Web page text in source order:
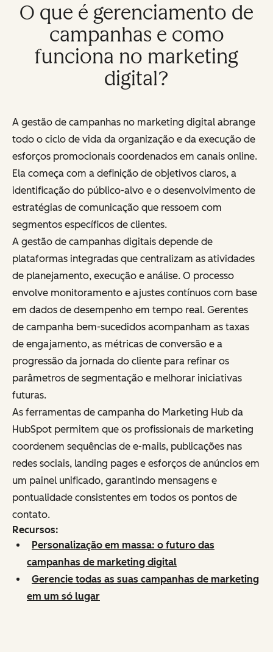
O que é gerenciamento de
campanhas e como
funciona no marketing
digital?
A gestão de campanhas no marketing digital abrange
todo o ciclo de vida da organização e da execução de
esforços promocionais coordenados em canais online.
Ela começa com a definição de objetivos claros, a
identificação do público-alvo e o desenvolvimento de
estratégias de comunicação que ressoem com
segmentos específicos de clientes.
A gestão de campanhas digitais depende de
plataformas integradas que centralizam as atividades
de planejamento, execução e análise. O processo
envolve monitoramento e ajustes contínuos com base
em dados de desempenho em tempo real. Gerentes
de campanha bem-sucedidos acompanham as taxas
de engajamento, as métricas de conversão e a
progressão da jornada do cliente para refinar os
parâmetros de segmentação e melhorar iniciativas
futuras.
As ferramentas de campanha do Marketing Hub da
HubSpot permitem que os profissionais de marketing
coordenem sequências de e-mails, publicações nas
redes sociais, landing pages e esforços de anúncios em
um painel unificado, garantindo mensagens e
pontualidade consistentes em todos os pontos de
contato.
Recursos:
Personalização em massa: o futuro das
campanhas de marketing digital
Gerencie todas as suas campanhas de marketing
em um só lugar